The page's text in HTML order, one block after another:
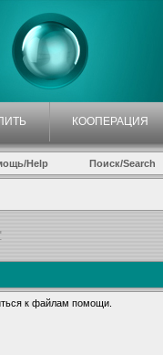
КООПЕРАЦИЯ
Help Поиск/Search
к файлам помощи.